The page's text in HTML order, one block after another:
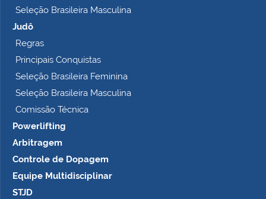
Seleção Brasileira Masculina
Judô
Regras
Principais Conquistas
Seleção Brasileira Feminina
Seleção Brasileira Masculina
Comissão Técnica
Powerlifting
Arbitragem
Controle de Dopagem
Equipe Multidisciplinar
STJD